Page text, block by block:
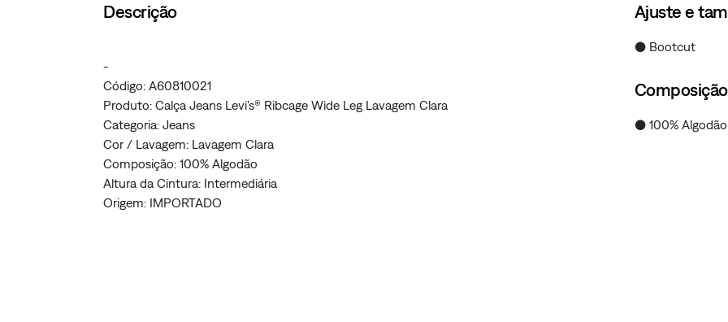
Descrição
-
Código: A60810021
Produto: Calça Jeans Levi's® Ribcage Wide Leg Lavagem Clara
Categoria: Jeans
Cor / Lavagem: Lavagem Clara
Composição: 100% Algodão
Altura da Cintura: Intermediária
Origem: IMPORTADO
Ajuste e
● Bootcut
Composição
● 100% Algodão